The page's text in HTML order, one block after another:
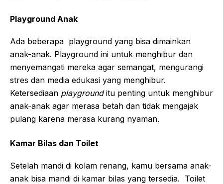
Playground Anak
Ada beberapa playground yang bisa dimainkan
anak-anak. Playground ini untuk menghibur dan
menyemangati mereka agar semangat, mengurangi
stres dan media edukasi yang menghibur.
Ketersediaan playgrounditu penting untuk menghibur
anak-anak agar merasa betah dan tidak mengajak
pulang karena merasa kurang nyaman.
Kamar Bilas dan Toilet
Setelah mandi di kolam renang, kamu bersama anak-
anak bisa mandi di kamar bilas yang tersedia. Toilet